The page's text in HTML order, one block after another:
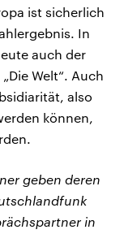
ist sicherlich
In
auch der
Welt“. Auch
also
können,
geben deren
in